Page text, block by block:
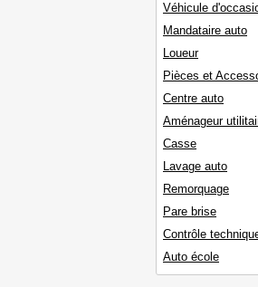
Véhicule
Mandataire auto
Loueur
Pièces et
Centre auto
Aménageur
Casse
Lavage auto
Remorquage
Pare brise
Contrôle
Auto école